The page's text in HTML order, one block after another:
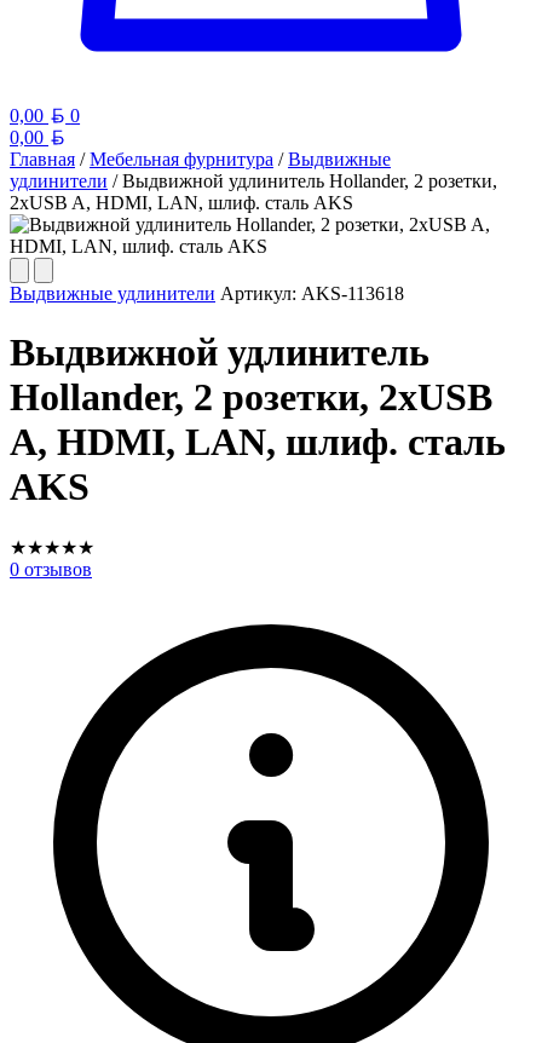
0,00 Белорусский рубль
0
0,00
Главная /Мебельная фурнитура /Выдвижные
удлинители / Выдвижной удлинитель Hollander, 2 розетки,
2xUSB A, HDMI, LAN, шлиф. сталь AKS
Выдвижные удлинители Артикул: AKS-113618
Выдвижной удлинитель
Hollander, 2 розетки, 2xUSB
A, HDMI, LAN, шлиф. сталь
AKS
★★★★★
0 отзывов